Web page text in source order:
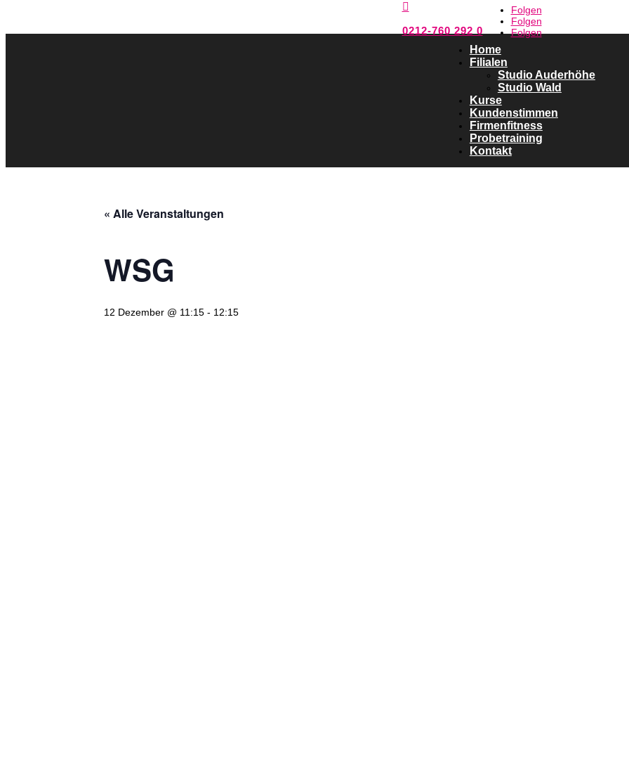

0212-760 292 0
Folgen
Folgen
Folgen
Home
Filialen
Studio Auderhöhe
Studio Wald
Kurse
Kundenstimmen
Firmenfitness
Probetraining
Kontakt
« Alle Veranstaltungen
WSG
12 Dezember @ 11:15 - 12:15